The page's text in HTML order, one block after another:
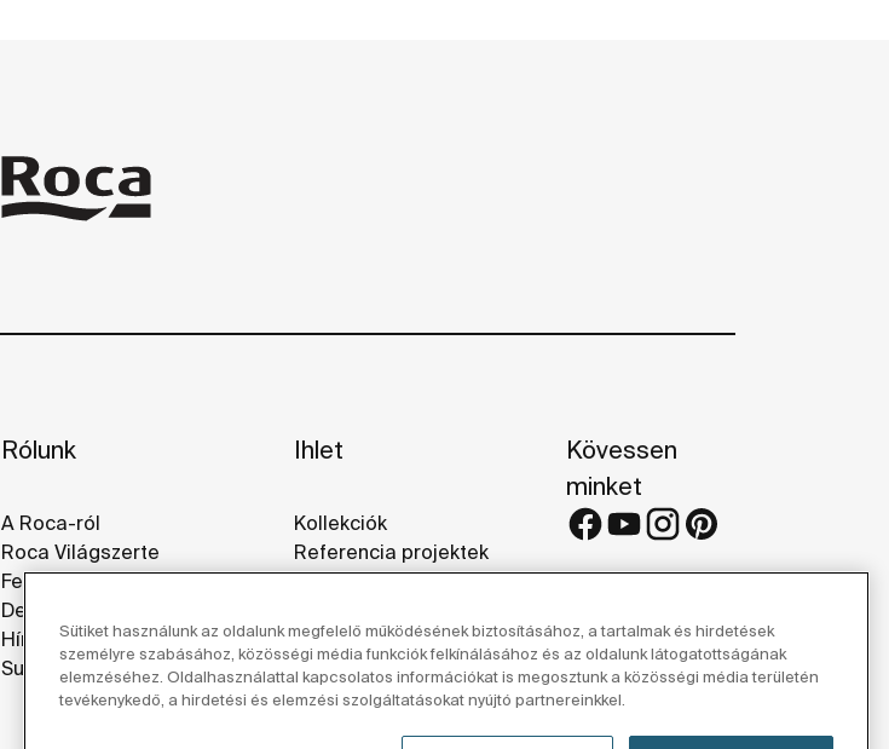
Rólunk
A Roca-ról
Roca Világszerte
Fenntarthatóság
Design És Innováció
Hírek
Suppliers
Ihlet
Kollekciók
Referencia projektek
Galériák
Kövessen
minket
Sütiket használunk az oldalunk megfelelő működésének biztosításához, a tartalmak és hirdetések
személyre szabásához, közösségi média funkciók felkínálásához és az oldalunk látogatottságának
elemzéséhez. Oldalhasználattal kapcsolatos információkat is megosztunk a közösségi média területén
tevékenykedő, a hirdetési és elemzési szolgáltatásokat nyújtó partnereinkkel.